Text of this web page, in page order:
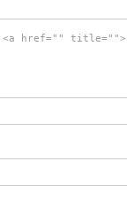
<a href="" title="">